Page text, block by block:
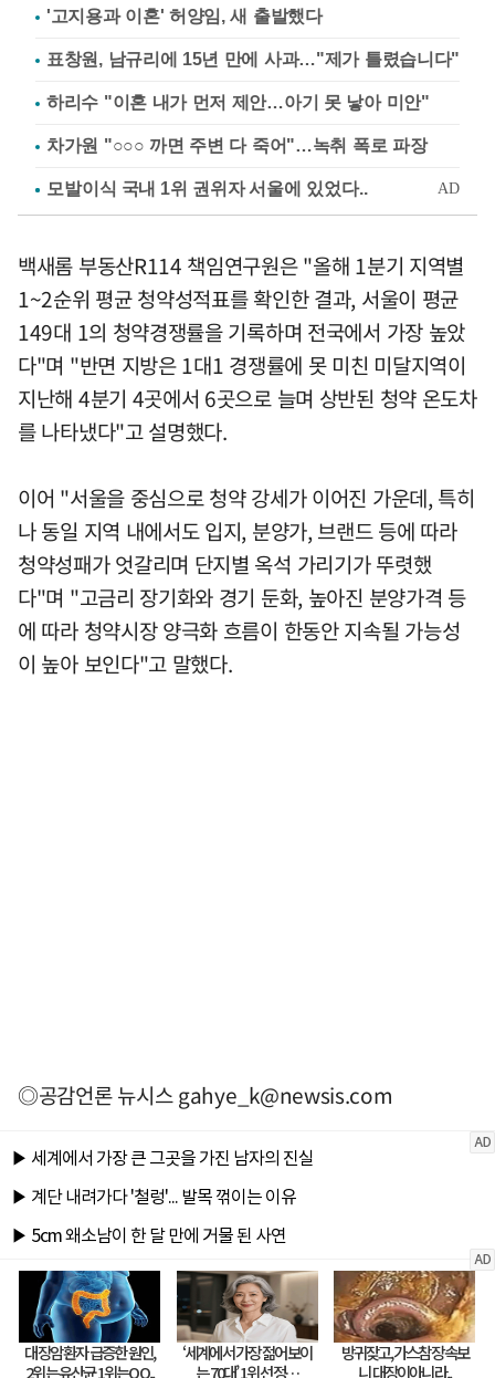
'고지용과 이혼' 허양임, 새 출발했다
표창원, 남규리에 15년 만에 사과…"제가 틀렸습니다"
하리수 "이혼 내가 먼저 제안…아기 못 낳아 미안"
차가원 "○○○ 까면 주변 다 죽어"…녹취 폭로 파장
백새롬 부동산R114 책임연구원은 "올해 1분기 지역별
1~2순위 평균 청약성적표를 확인한 결과, 서울이 평균
149대 1의 청약경쟁률을 기록하며 전국에서 가장 높았
다"며 "반면 지방은 1대1 경쟁률에 못 미친 미달지역이
지난해 4분기 4곳에서 6곳으로 늘며 상반된 청약 온도차
를 나타냈다"고 설명했다.
이어 "서울을 중심으로 청약 강세가 이어진 가운데, 특히
나 동일 지역 내에서도 입지, 분양가, 브랜드 등에 따라
청약성패가 엇갈리며 단지별 옥석 가리기가 뚜렷했
다"며 "고금리 장기화와 경기 둔화, 높아진 분양가격 등
에 따라 청약시장 양극화 흐름이 한동안 지속될 가능성
이 높아 보인다"고 말했다.
◎공감언론 뉴시스gahye_k@newsis.com